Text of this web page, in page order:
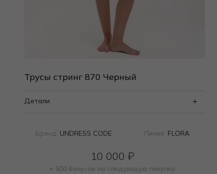
Трусы стринг 870 Черный
Детали
Бренд: UNDRESS CODE Линия: FLORA
10 000 ₽
+ 500 бонусов на следующую покупку